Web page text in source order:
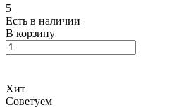
5
Есть в наличии
В корзину
Хит
Советуем